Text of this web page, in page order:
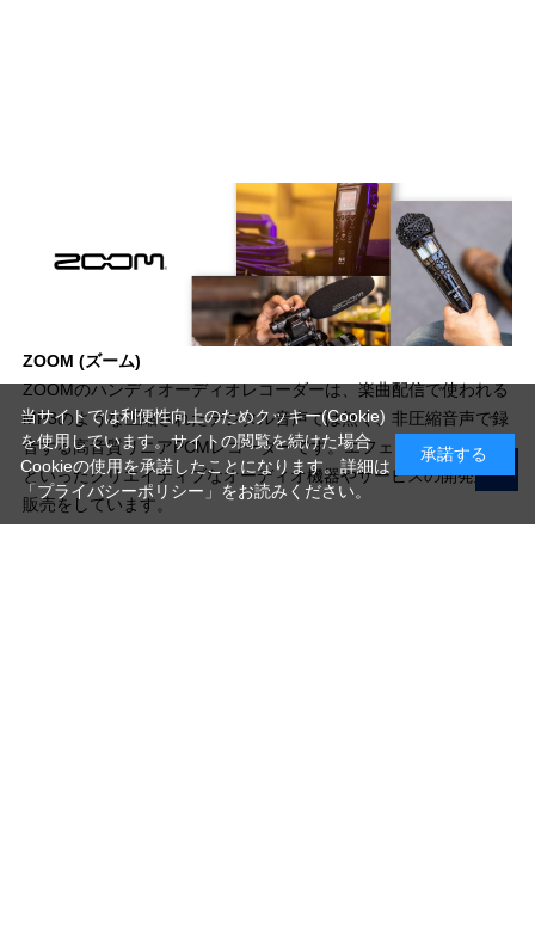
ZOOM (ズーム)
ZOOMのハンディオーディオレコーダーは、楽曲配信で使われる
MP3のような圧縮されたデジタル音声では無く、非圧縮音声で録
音する高音質リニアPCMレコーダーです。エフェクターや録音機
といったクリエイティブなオーディオ機器やサービスの開発及び
販売をしています。
当サイトでは利便性向上のためクッキー(Cookie)
を使用しています。サイトの閲覧を続けた場合
Cookieの使用を承諾したことになります。詳細は
「プライバシーポリシー」 をお読みください。
承諾する